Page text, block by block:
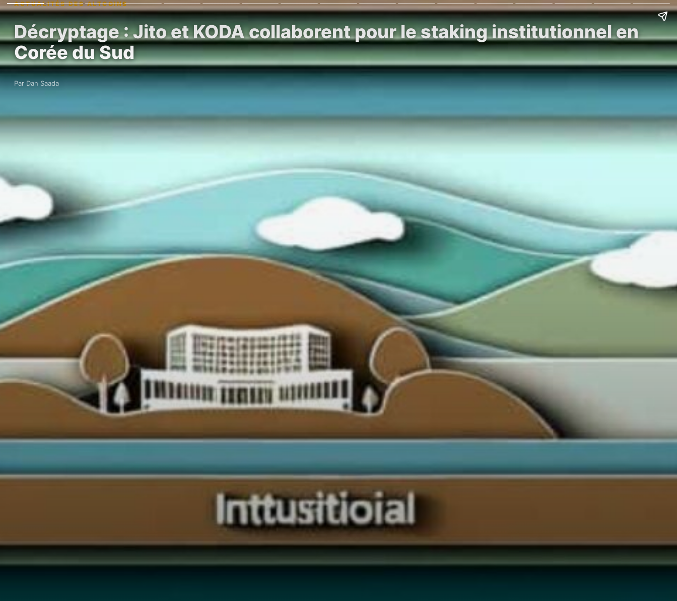
ACTUALITÉS DES ALTCOINS
Décryptage : Jito et KODA collaborent pour le staking institutionnel en
Corée du Sud
Par Dan Saada